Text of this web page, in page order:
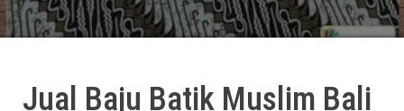
Jual Baju Batik Muslim Bali